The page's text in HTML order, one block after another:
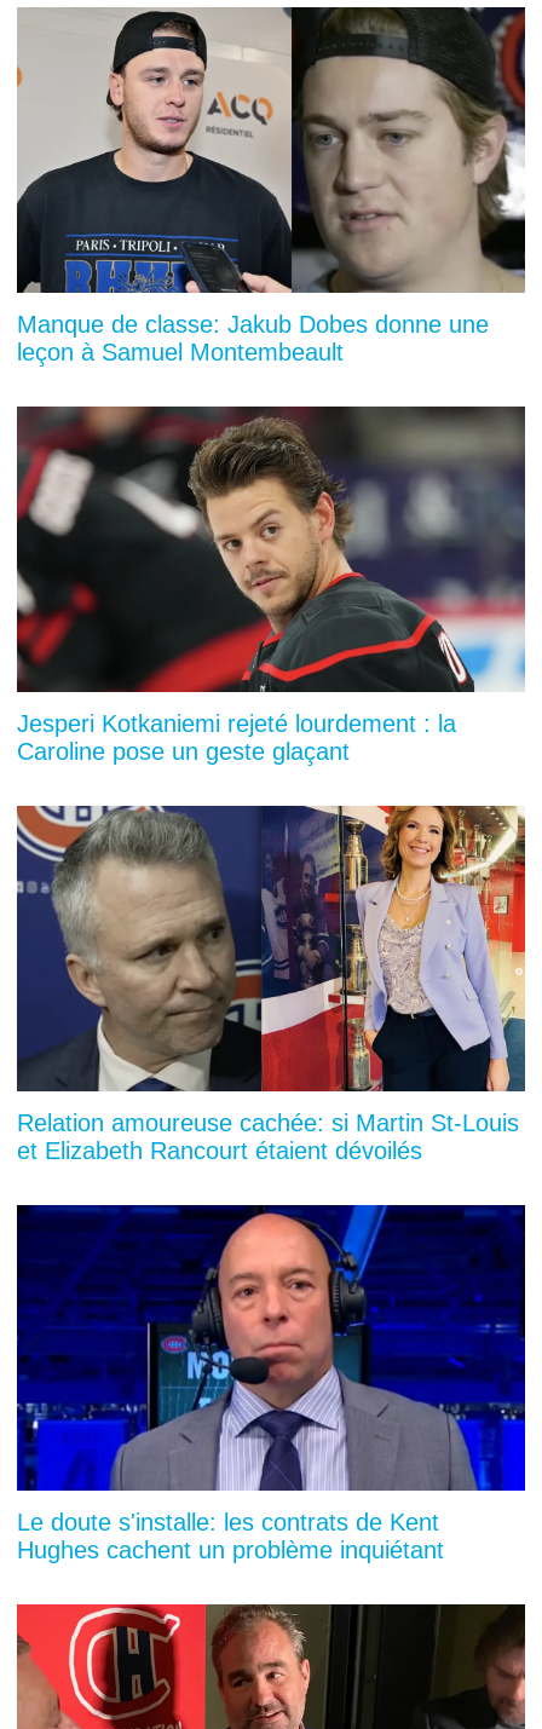
Manque de classe: Jakub Dobes donne une
leçon à Samuel Montembeault
Jesperi Kotkaniemi rejeté lourdement : la
Caroline pose un geste glaçant
Relation amoureuse cachée: si Martin St-Louis
et Elizabeth Rancourt étaient dévoilés
Le doute s'installe: les contrats de Kent
Hughes cachent un problème inquiétant